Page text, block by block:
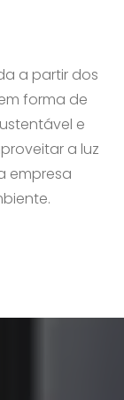
a partir dos
forma de
e
a luz
empresa